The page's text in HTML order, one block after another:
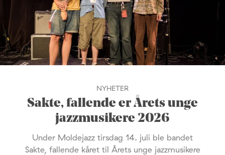
NYHETER
Sakte, fallende er Årets unge
jazzmusikere 2026
Under Moldejazz tirsdag 14. juli ble bandet
Sakte, fallende kåret til Årets unge jazzmusikere